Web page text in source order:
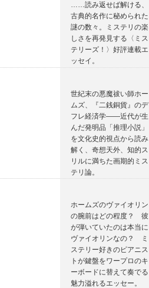
……読み返せば解ける、
古典的名作に秘められた
謎の数々。ミステリの楽
しさを再発見する〈ミス
テリーズ！〉好評連載エ
ッセイ。
世紀末の悪魔祓い師ホー
ムズ、『二銭銅貨』のデ
フレ経済学――近代が生
んだ発明品「推理小説」
を文化史的視点から読み
解く、奇想天外、知的ス
リルに満ちた画期的ミス
テリ論。
ホームズのヴァイオリン
の腕前はどの程度？ 彼
が弾いていたのは本当に
ヴァイオリンなの？ ミ
ステリー好きのピアニス
トが鍵盤をワープロのキ
ーボードに替えて奏でる
魅力溢れるエッセー。